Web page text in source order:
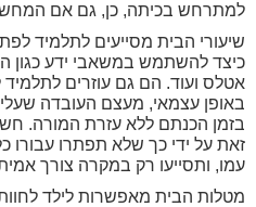
למתרחש בכיתה, כן, גם אם המחשב
שיעורי הבית מסייעים לתלמיד
כיצד להשתמש במשאבי ידע כגון
אטלס ועוד. הם גם עוזרים לתלמיד
באופן עצמאי, מעצם העובדה
בזמן הכנתם ללא עזרת המורה.
זאת על ידי כך שלא תפתרו עבורו
עמו, ותסייעו רק במקרה צורך
מטלות הבית מאפשרות לילד